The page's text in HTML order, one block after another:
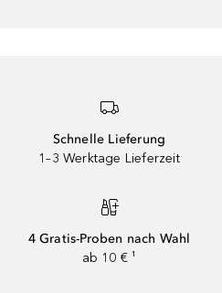
Schnelle Lieferung
1–3 Werktage Lieferzeit
4 Gratis-Proben nach Wahl
ab 10 € ¹